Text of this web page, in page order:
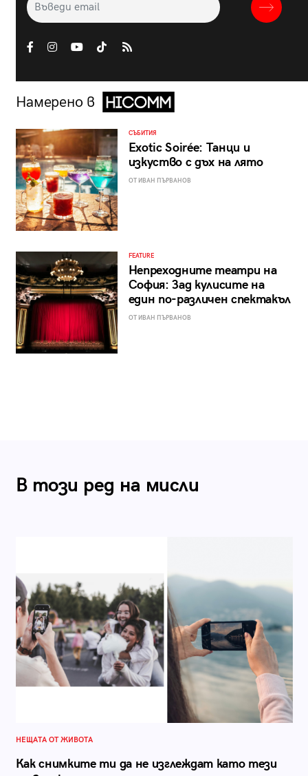
Намерено в
СЪБИТИЯ
Exotic Soirée: Танци и
изкуство с дъх на лято
ОТ ИВАН ПЪРВАНОВ
FEATURE
Непреходните театри на
София: Зад кулисите на
един по-различен спектакъл
ОТ ИВАН ПЪРВАНОВ
В този ред на мисли
НЕЩАТА ОТ ЖИВОТА
Как снимките ти да не изглеждат като тези